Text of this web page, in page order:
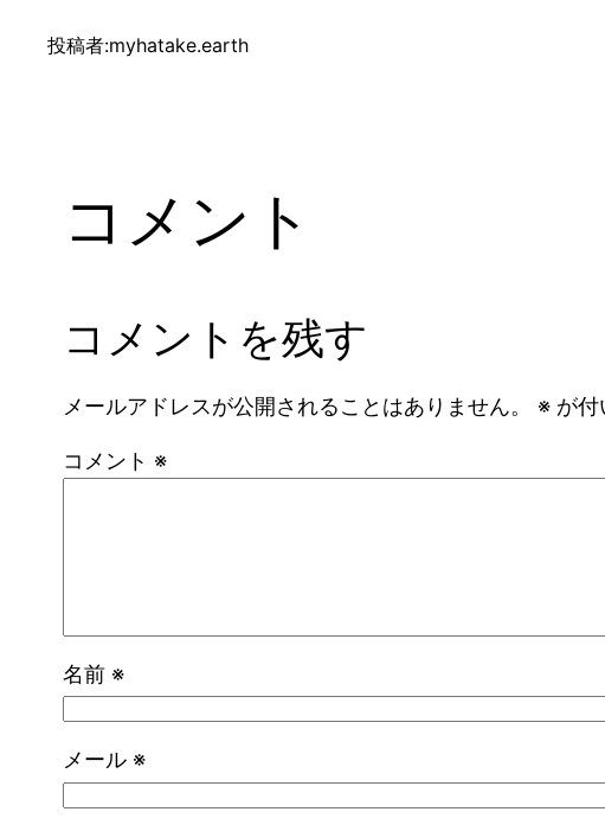
投稿者:myhatake.earth
コメント
コメントを残す
メールアドレスが公開されることはありません。 ※ が付
コメント ※
名前 ※
メール ※